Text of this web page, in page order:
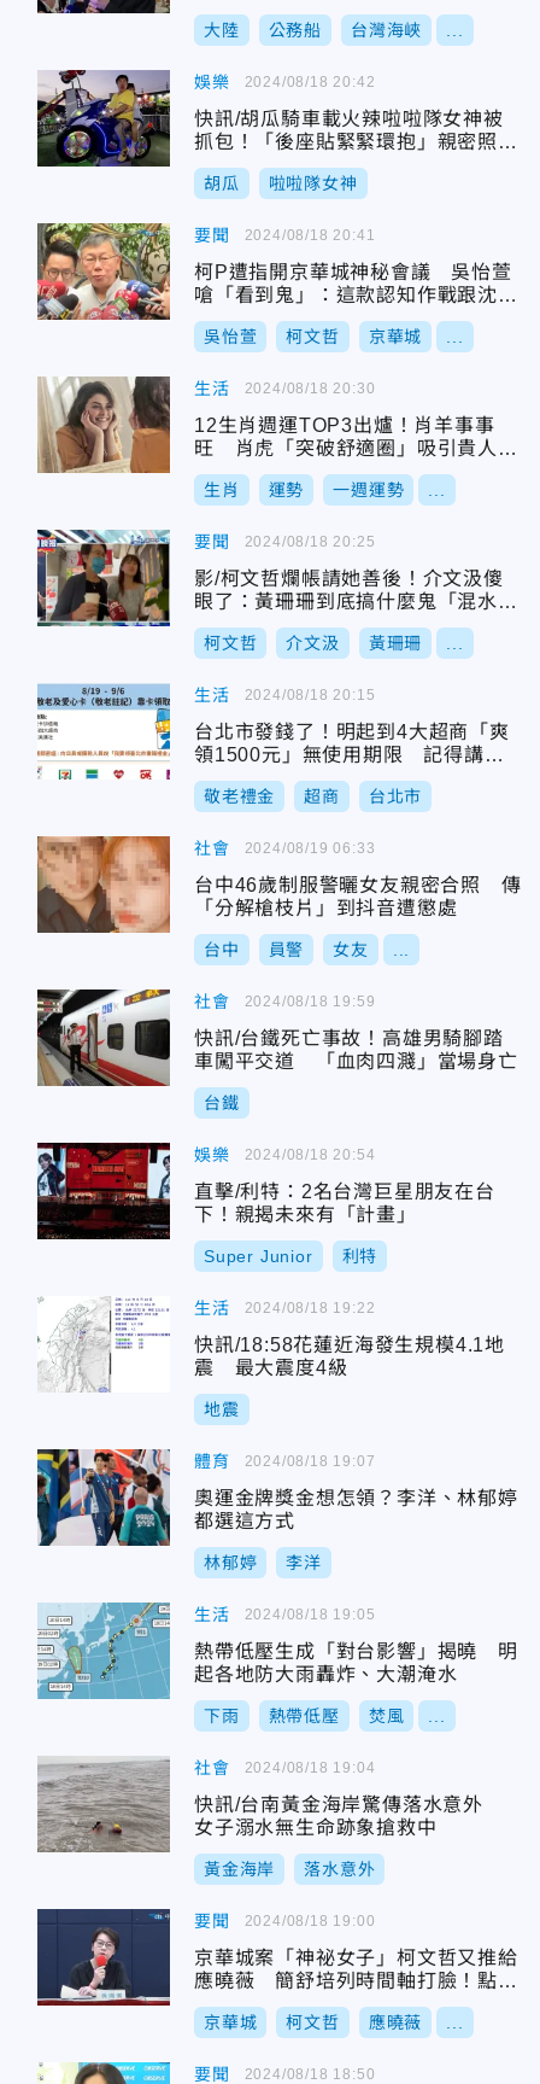
大陸 公務船 台灣海峽
娛樂
快訊/胡瓜騎車載火辣啦啦隊女神被
抓包！「後座貼緊緊環抱」親密照外
流了
胡瓜 啦啦隊女神
2024/08/18 20:42
要聞
柯P遭指開京華城神秘會議 吳怡萱
嗆「看到鬼」：這款認知作戰跟沈伯
洋學的？
吳怡萱 柯文哲 京華城
2024/08/18 20:41
生活
12生肖週運TOP3出爐！肖羊事事
旺 肖虎「突破舒適圈」吸引貴人相
助
生肖 運勢 一週運勢
2024/08/18 20:30
要聞
影/柯文哲爛帳請她善後！介文汲傻
眼了：黃珊珊到底搞什麼鬼「混水摸
魚？」
柯文哲 介文汲 黃珊珊
2024/08/18 20:25
生活
台北市發錢了！明起到4大超商「爽
領1500元」無使用期限 記得講通
關密語
敬老禮金 超商 台北市
2024/08/18 20:15
社會
台中46歲制服警曬女友親密合照 傳
「分解槍枝片」到抖音遭懲處
台中 員警 女友
2024/08/19 06:33
社會
快訊/台鐵死亡事故！高雄男騎腳踏
車闖平交道 「血肉四濺」當場身亡
台鐵
2024/08/18 19:59
娛樂
直擊/利特：2名台灣巨星朋友在台
下！親揭未來有「計畫」
Super Junior 利特
2024/08/18 20:54
生活
快訊/18:58花蓮近海發生規模4.1地
震 最大震度4級
地震
2024/08/18 19:22
體育
奧運金牌獎金想怎領？李洋、林郁婷
都選這方式
林郁婷 李洋
2024/08/18 19:07
生活
熱帶低壓生成「對台影響」揭曉 明
起各地防大雨轟炸、大潮淹水
下雨 熱帶低壓 焚風
2024/08/18 19:05
社會
快訊/台南黃金海岸驚傳落水意外
女子溺水無生命跡象搶救中
黃金海岸 落水意外
2024/08/18 19:04
要聞
京華城案「神祕女子」柯文哲又推給
應曉薇 簡舒培列時間軸打臉！點名
黃珊珊
京華城 柯文哲 應曉薇
2024/08/18 19:00
要聞 2024/08/18 18:50